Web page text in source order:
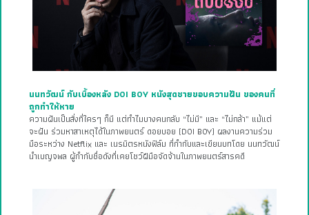
นนทวัฒน์ กับเบื้องหลัง DOI BOY หนังสุดชายขอบความฝัน ของคนที่
ถูกทำให้หาย
ความฝันเป็นสิ่งที่ใครๆ ก็มี แต่ทำไมบางคนกลับ “ไม่มี” และ “ไม่กล้า” แม้แต่
จะฝัน ร่วมหาสาเหตุได้ในภาพยนตร์ ดอยบอย (DOI BOY) ผลงานความร่วม
มือระหว่าง Netflix และ เนรมิตรหนังฟิล์ม ที่กำกับและเขียนบทโดย นนทวัฒน์
นำเบญจพล ผู้กำกับชื่อดังที่เคยโชว์ฝีมือจัดจ้านในภาพยนตร์สารคดี